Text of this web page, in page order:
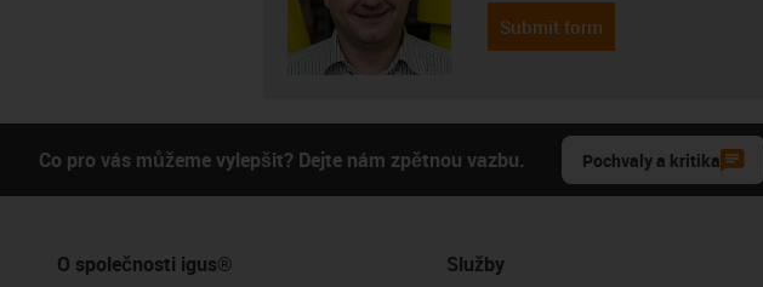
Submit form
Co pro vás můžeme vylepšit? Dejte nám zpětnou vazbu. Pochvaly a kritika
O společnosti igus® Služby